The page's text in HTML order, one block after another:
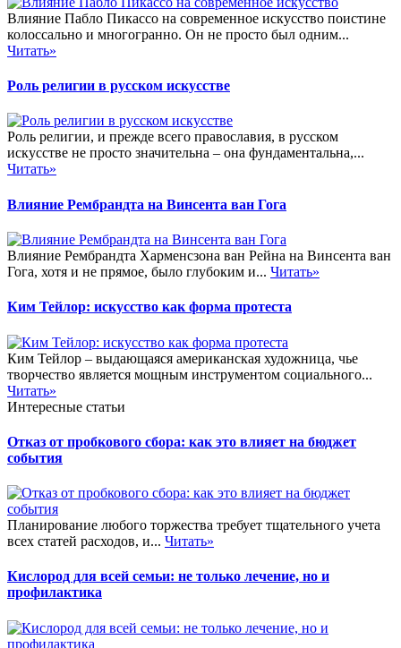
Влияние Пабло Пикассо на современное искусство поистине
колоссально и многогранно. Он не просто был одним...
Читать»
Роль религии в русском искусстве
Роль религии, и прежде всего православия, в русском
искусстве не просто значительна – она фундаментальна,...
Читать»
Влияние Рембрандта на Винсента ван Гога
Влияние Рембрандта Харменсзона ван Рейна на Винсента ван
Гога, хотя и не прямое, было глубоким и... Читать»
Ким Тейлор: искусство как форма протеста
Ким Тейлор – выдающаяся американская художница, чье
творчество является мощным инструментом социального...
Читать»
Интересные статьи
Отказ от пробкового сбора: как это влияет на бюджет
события
Планирование любого торжества требует тщательного учета
всех статей расходов, и... Читать»
Кислород для всей семьи: не только лечение, но и
профилактика